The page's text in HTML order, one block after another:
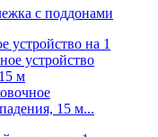
с поддонами
15 м...